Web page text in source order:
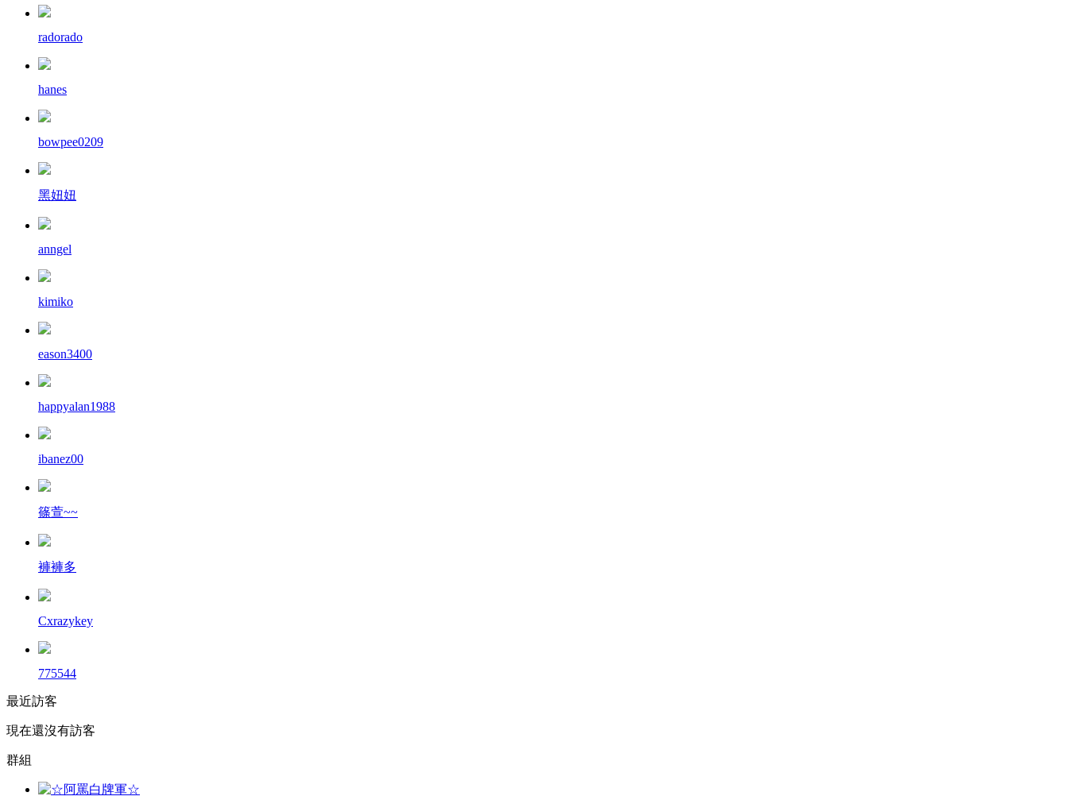
radorado
hanes
bowpee0209
黑妞妞
anngel
kimiko
eason3400
happyalan1988
ibanez00
篠萱~~
褲褲多
Cxrazykey
775544
最近訪客
現在還沒有訪客
群組